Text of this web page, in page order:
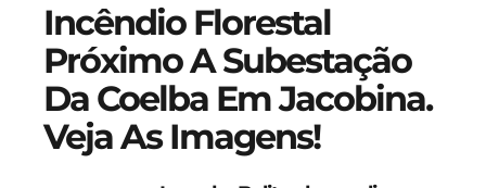
Incêndio Florestal
Próximo A Subestação
Da Coelba Em Jacobina.
Veja As Imagens!